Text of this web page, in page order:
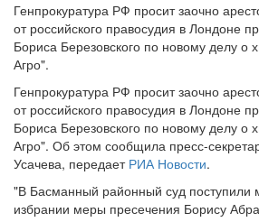
Генпрокуратура РФ просит заочно
от российского правосудия в Лондоне
Бориса Березовского по новому делу
Агро".
Генпрокуратура РФ просит заочно
от российского правосудия в Лондоне
Бориса Березовского по новому делу
Агро". Об этом сообщила пресс-
Усачева, передает РИА Новости.
"В Басманный районный суд поступили
избрании меры пресечения Борису